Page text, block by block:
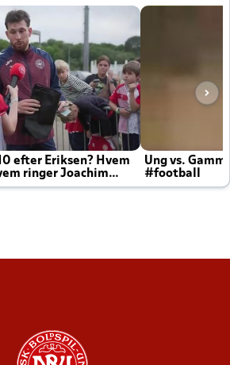
efter Eriksen? Hvem
ringer Joachim
Ung vs.
#football